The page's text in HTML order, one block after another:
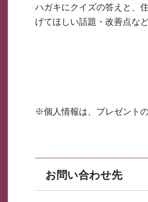
ハガキにクイズの答えと、
げてほしい話題・改善点な
※個人情報は、プレゼント
お問い合わせ先